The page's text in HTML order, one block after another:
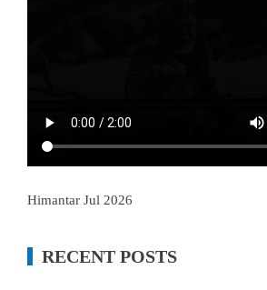
Himantar Jul 2026
RECENT POSTS